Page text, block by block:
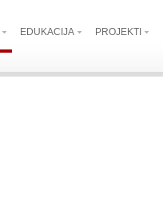
EDUKACIJA PROJEKTI